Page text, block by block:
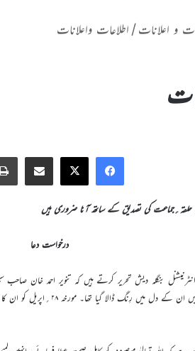
و اعلانات/ اطلاعات واعلانات
Facebook
X
via Email
کی تصدیق کے ساتھ آنا ضروری ہیں
درخواست دعا
بنگلہ دیش تحریر کرتے ہیں کہ تنویر احمد خان
گذشتہ کئی دنوں سے علیل ہیں۔